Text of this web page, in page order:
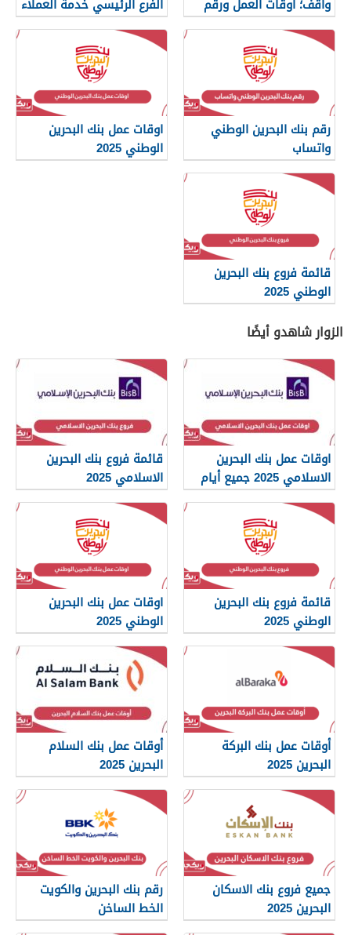
واقف؛ أوقات العمل ورقم
الاتصال
الفرع الرئيسي خدمة العملاء
رقم بنك البحرين الوطني
واتساب
اوقات عمل بنك البحرين
الوطني 2025
قائمة فروع بنك البحرين
الوطني 2025
الزوار شاهدو أيضًا
اوقات عمل بنك البحرين
الاسلامي 2025 جميع أيام
الأسبوع
قائمة فروع بنك البحرين
الاسلامي 2025
قائمة فروع بنك البحرين
الوطني 2025
اوقات عمل بنك البحرين
الوطني 2025
أوقات عمل بنك البركة
البحرين 2025
أوقات عمل بنك السلام
البحرين 2025
جميع فروع بنك الاسكان
البحرين 2025
رقم بنك البحرين والكويت
الخط الساخن